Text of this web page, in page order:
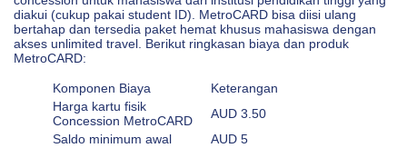
diakui (cukup pakai student ID). MetroCARD bisa diisi ulang
bertahap dan tersedia paket hemat khusus mahasiswa dengan
akses unlimited travel. Berikut ringkasan biaya dan produk
MetroCARD:
Komponen Biaya
Keterangan
Harga kartu fisik
Concession MetroCARD
AUD 3.50
Saldo minimum awal
AUD 5